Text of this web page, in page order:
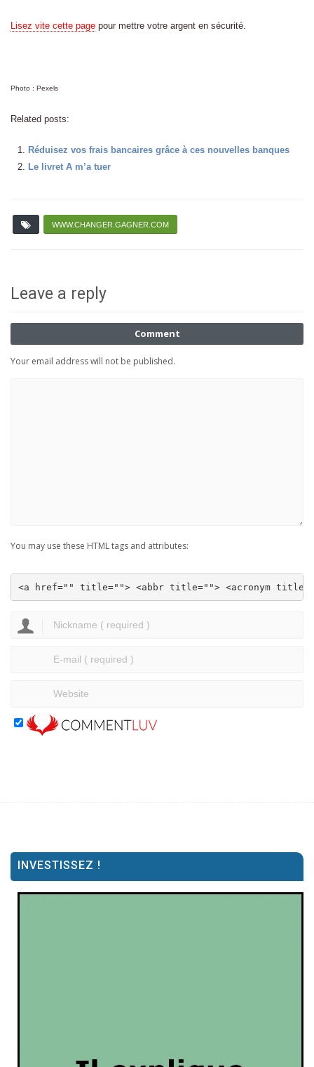
Lisez vite cette page pour mettre votre argent en sécurité.
Photo : Pexels
Related posts:
Réduisez vos frais bancaires grâce à ces nouvelles banques
Le livret A m’a tuer
WWW.CHANGER.GAGNER.COM
Leave a reply
Comment
Your email address will not be published.
You may use these HTML tags and attributes:
<a href="" title=""> <abbr title=""> <acronym
INVESTISSEZ !